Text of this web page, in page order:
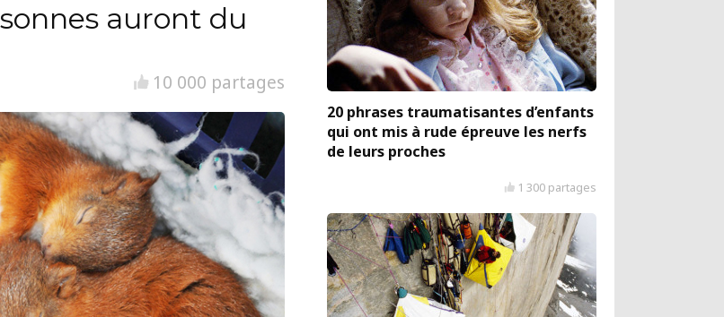
auront du
10 000 partages
20 phrases traumatisantes d’enfants
qui ont mis à rude épreuve les nerfs
de leurs proches
1 300 partages